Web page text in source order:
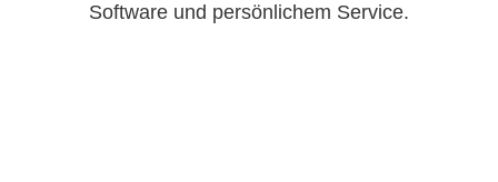
Software und persönlichem Service.